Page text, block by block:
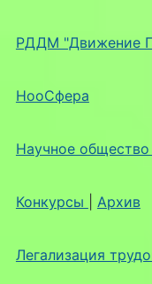
РДДМ "Движение
НооСфера
Научное
Конкурсы Архив
Легализация